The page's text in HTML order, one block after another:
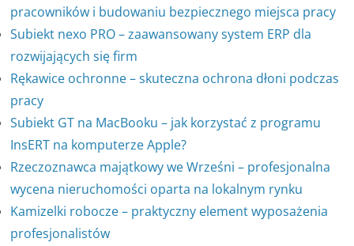
pracowników i budowaniu bezpiecznego miejsca pracy
Subiekt nexo PRO – zaawansowany system ERP dla
rozwijających się firm
Rękawice ochronne – skuteczna ochrona dłoni podczas
pracy
Subiekt GT na MacBooku – jak korzystać z programu
InsERT na komputerze Apple?
Rzeczoznawca majątkowy we Wrześni – profesjonalna
wycena nieruchomości oparta na lokalnym rynku
Kamizelki robocze – praktyczny element wyposażenia
profesjonalistów